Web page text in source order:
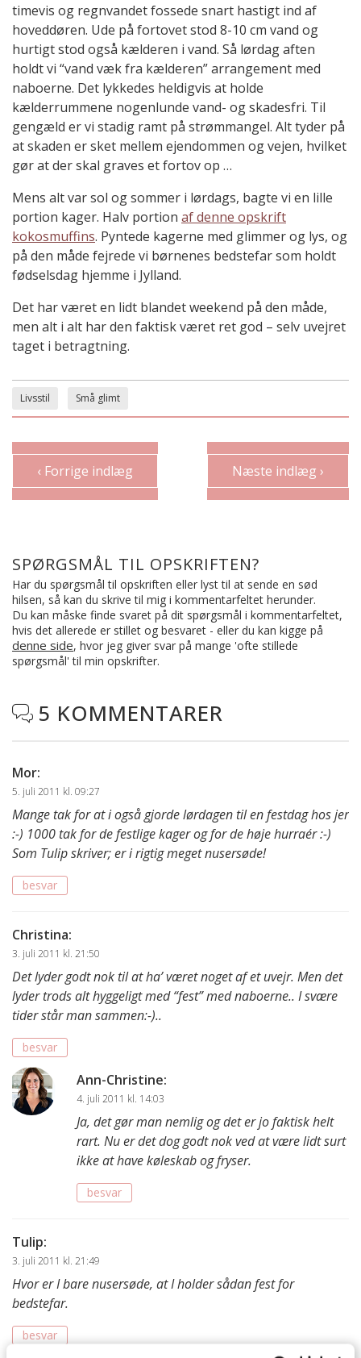
timevis og regnvandet fossede snart hastigt ind af
hoveddøren. Ude på fortovet stod 8-10 cm vand og
hurtigt stod også kælderen i vand. Så lørdag aften
holdt vi “vand væk fra kælderen” arrangement med
naboerne. Det lykkedes heldigvis at holde
kælderrummene nogenlunde vand- og skadesfri. Til
gengæld er vi stadig ramt på strømmangel. Alt tyder på
at skaden er sket mellem ejendommen og vejen, hvilket
gør at der skal graves et fortov op …
Mens alt var sol og sommer i lørdags, bagte vi en lille
portion kager. Halv portion af denne opskrift
kokosmuffins. Pyntede kagerne med glimmer og lys, og
på den måde fejrede vi børnenes bedstefar som holdt
fødselsdag hjemme i Jylland.
Det har været en lidt blandet weekend på den måde,
men alt i alt har den faktisk været ret god – selv uvejret
taget i betragtning.
Livsstil Små glimt
‹ Forrige indlæg Næste indlæg ›
SPØRGSMÅL TIL OPSKRIFTEN?
Har du spørgsmål til opskriften eller lyst til at sende en sød
hilsen, så kan du skrive til mig i kommentarfeltet herunder.
Du kan måske finde svaret på dit spørgsmål i kommentarfeltet,
hvis det allerede er stillet og besvaret - eller du kan kigge på
denne side, hvor jeg giver svar på mange 'ofte stillede
spørgsmål' til min opskrifter.
 5 KOMMENTARER
Mor:
5. juli 2011 kl. 09:27
Mange tak for at i også gjorde lørdagen til en festdag hos jer
:-) 1000 tak for de festlige kager og for de høje hurraér :-)
Som Tulip skriver; er i rigtig meget nusersøde!
besvar
Christina:
3. juli 2011 kl. 21:50
Det lyder godt nok til at ha’ været noget af et uvejr. Men det
lyder trods alt hyggeligt med “fest” med naboerne.. I svære
tider står man sammen:-)..
besvar
Ann-Christine:
4. juli 2011 kl. 14:03
Ja, det gør man nemlig og det er jo faktisk helt
rart. Nu er det dog godt nok ved at være lidt surt
ikke at have køleskab og fryser.
besvar
Tulip:
3. juli 2011 kl. 21:49
Hvor er I bare nusersøde, at I holder sådan fest for
bedstefar.
besvar